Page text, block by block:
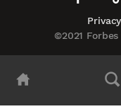
©2021